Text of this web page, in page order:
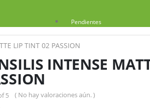
Pendientes
LIP TINT 02 PASSION
INTENSE
5 ( No hay valoraciones aún. )